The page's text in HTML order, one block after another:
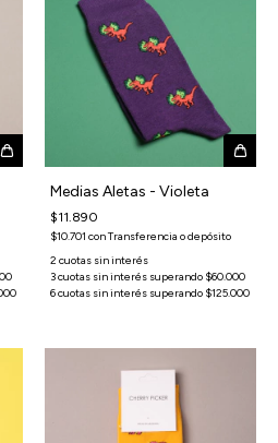
Medias Aletas - Violeta
$11.890
$10.701 conTransferencia o depósito